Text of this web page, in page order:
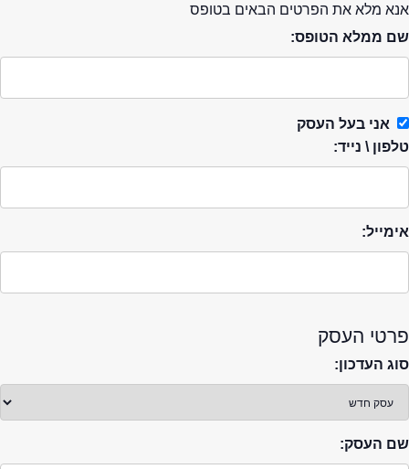
אנא מלא את הפרטים הבאים בטופס
שם ממלא הטופס:
אני בעל העסק
טלפון \ נייד:
אימייל:
פרטי העסק
סוג העדכון:
שם העסק: